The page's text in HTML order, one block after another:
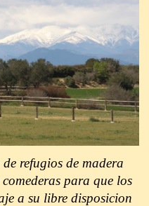
refugios de madera
para que los
a su libre disposicion